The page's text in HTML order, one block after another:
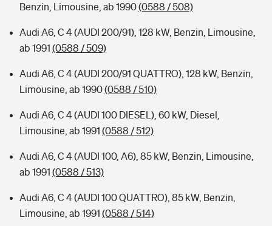
Benzin, Limousine, ab 1990(0588 / 508)
Audi A6, C 4 (AUDI 200/91), 128 kW, Benzin, Limousine,
ab 1991 (0588 / 509)
Audi A6, C 4 (AUDI 200/91 QUATTRO), 128 kW, Benzin,
Limousine, ab 1990(0588 / 510)
Audi A6, C 4 (AUDI 100 DIESEL), 60 kW, Diesel,
Limousine, ab 1991 (0588 / 512)
Audi A6, C 4 (AUDI 100, A6), 85 kW, Benzin, Limousine,
ab 1991 (0588 / 513)
Audi A6, C 4 (AUDI 100 QUATTRO), 85 kW, Benzin,
Limousine, ab 1991 (0588 / 514)